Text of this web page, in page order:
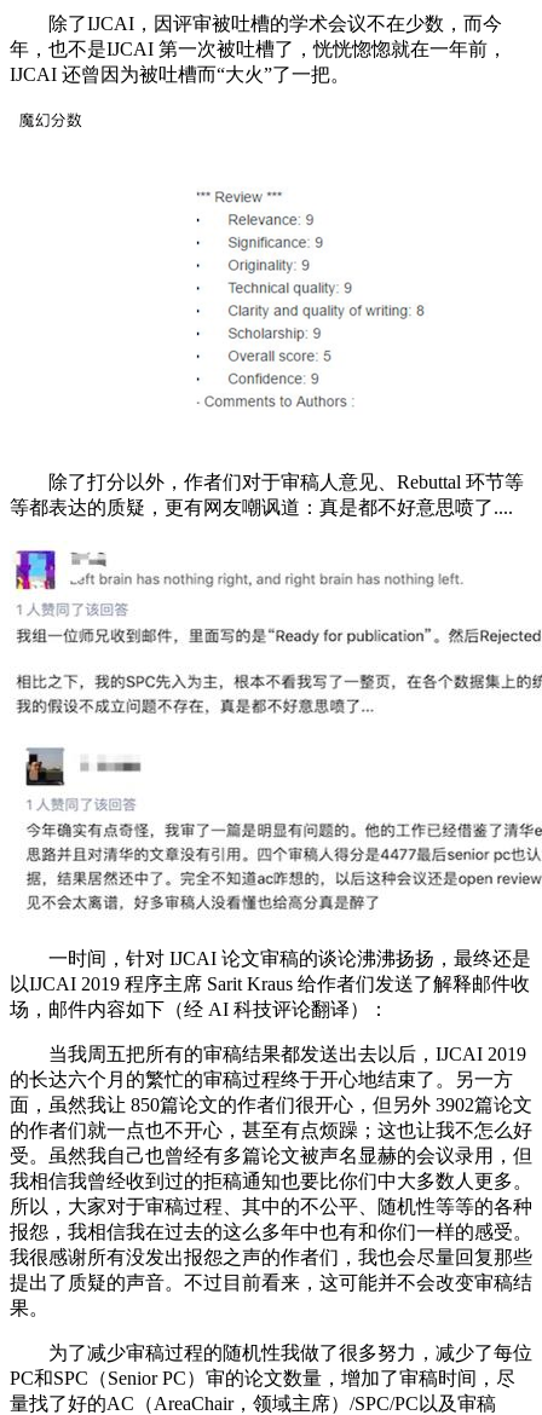
除了IJCAI，因评审被吐槽的学术会议不在少数，而今
年，也不是IJCAI 第一次被吐槽了，恍恍惚惚就在一年前，
IJCAI 还曾因为被吐槽而“大火”了一把。
除了打分以外，作者们对于审稿人意见、Rebuttal 环节等
等都表达的质疑，更有网友嘲讽道：真是都不好意思喷了....
一时间，针对 IJCAI 论文审稿的谈论沸沸扬扬，最终还是
以IJCAI 2019 程序主席 Sarit Kraus 给作者们发送了解释邮件收
场，邮件内容如下（经 AI 科技评论翻译）：
当我周五把所有的审稿结果都发送出去以后，IJCAI 2019
的长达六个月的繁忙的审稿过程终于开心地结束了。另一方
面，虽然我让 850篇论文的作者们很开心，但另外 3902篇论文
的作者们就一点也不开心，甚至有点烦躁；这也让我不怎么好
受。虽然我自己也曾经有多篇论文被声名显赫的会议录用，但
我相信我曾经收到过的拒稿通知也要比你们中大多数人更多。
所以，大家对于审稿过程、其中的不公平、随机性等等的各种
报怨，我相信我在过去的这么多年中也有和你们一样的感受。
我很感谢所有没发出报怨之声的作者们，我也会尽量回复那些
提出了质疑的声音。不过目前看来，这可能并不会改变审稿结
果。
为了减少审稿过程的随机性我做了很多努力，减少了每位
PC和SPC（Senior PC）审的论文数量，增加了审稿时间，尽
量找了好的AC（AreaChair，领域主席）/SPC/PC以及审稿